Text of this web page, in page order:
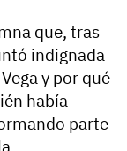
que, tras
indignada
y por qué
había
parte